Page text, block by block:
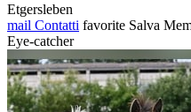
Etgersleben
mail Contatti favorite Salva
Eye-catcher